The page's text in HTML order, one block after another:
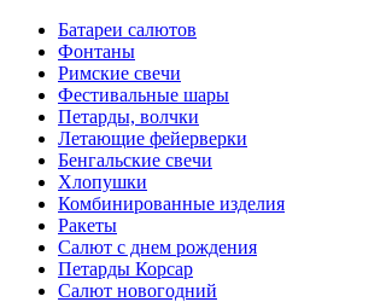
Батареи салютов
Фонтаны
Римские свечи
Фестивальные шары
Петарды, волчки
Летающие фейерверки
Бенгальские свечи
Хлопушки
Комбинированные изделия
Ракеты
Салют с днем рождения
Петарды Корсар
Салют новогодний